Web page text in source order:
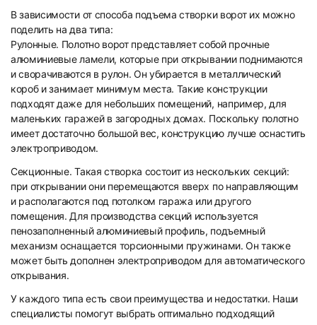
7 8
9 10
В зависимости от способа подъема створки ворот их можно
поделить на два типа:
Рулонные. Полотно ворот представляет собой прочные
алюминиевые ламели, которые при открывании поднимаются
и сворачиваются в рулон. Он убирается в металлический
короб и занимает минимум места. Такие конструкции
подходят даже для небольших помещений, например, для
маленьких гаражей в загородных домах. Поскольку полотно
имеет достаточно большой вес, конструкцию лучше оснастить
электроприводом.
Секционные. Такая створка состоит из нескольких секций:
при открывании они перемещаются вверх по направляющим
и располагаются под потолком гаража или другого
помещения. Для производства секций используется
пенозаполненный алюминиевый профиль, подъемный
механизм оснащается торсионными пружинами. Он также
может быть дополнен электроприводом для автоматического
открывания.
У каждого типа есть свои преимущества и недостатки. Наши
специалисты помогут выбрать оптимально подходящий